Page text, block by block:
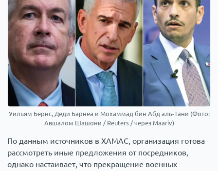
Уильям Бернс, Деди Барнеа и Мохаммад бин Абд аль-Тани (Фото:
Авшалом Шашони / Reuters / через Maariv)
По данным источников в ХАМАС, организация готова
рассмотреть иные предложения от посредников,
однако настаивает, что прекращение военных